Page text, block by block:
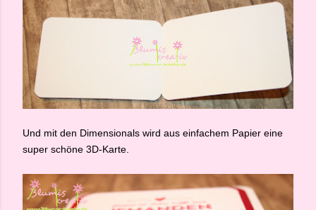
Und mit den Dimensionals wird aus einfachem Papier eine
super schöne 3D-Karte.